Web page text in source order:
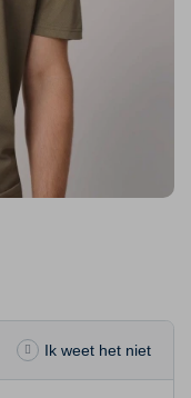
Ik weet het niet